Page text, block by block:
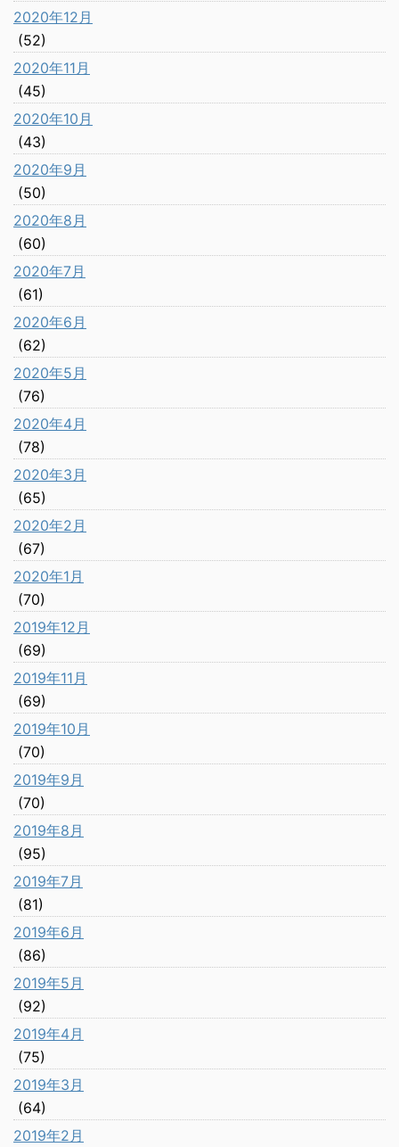
2020年12月
(52)
2020年11月
(45)
2020年10月
(43)
2020年9月
(50)
2020年8月
(60)
2020年7月
(61)
2020年6月
(62)
2020年5月
(76)
2020年4月
(78)
2020年3月
(65)
2020年2月
(67)
2020年1月
(70)
2019年12月
(69)
2019年11月
(69)
2019年10月
(70)
2019年9月
(70)
2019年8月
(95)
2019年7月
(81)
2019年6月
(86)
2019年5月
(92)
2019年4月
(75)
2019年3月
(64)
2019年2月